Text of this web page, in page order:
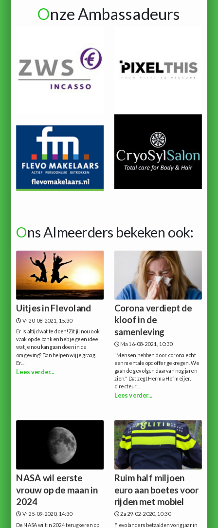
Onze Ambassadeurs
Ons Almeerders bekeken ook:
Uitjes in Flevoland
Vr 20-08-2021, 15:30
Er is altijd wat te doen!Zit jij nou ook
vaak op de bank en heb je geen idee
wat je nou kan gaan doen in de
omgeving? Dan helpen wij je graag.
Er...
Lees verder...
Corona verdiept de
kloof in de
samenleving
Ma 16-08-2021, 10:30
"Mensen hebben door corona echt
een mentale opdoffer gekregen. We
gaan de gevolgen daarvan nog jaren
zien." Dat zegt Herma Hofmeijer,
directeur...
Lees verder...
NASA wil eerste
vrouw op de maan in
2024
Vr 25-09-2020, 14:30
De NASA wilt in 2024 terugkeren op
Ruim half miljoen
euro aan boetes voor
rijden met mobiel
Za 29-02-2020, 10:30
Flevolanders betaalden vorig jaar in